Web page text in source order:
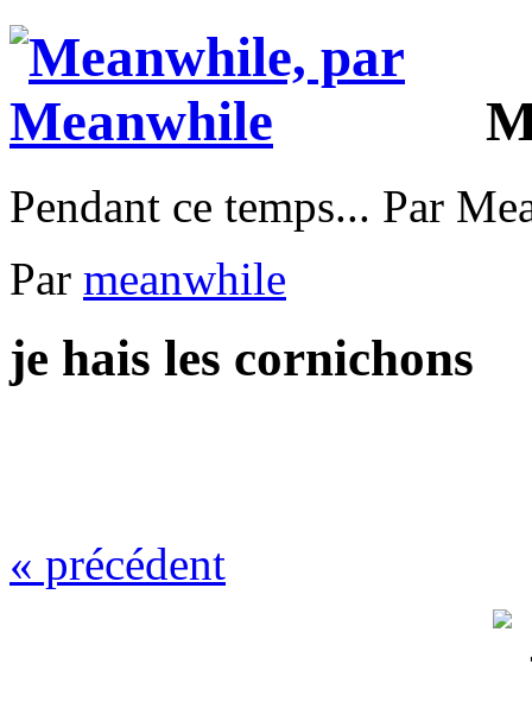
Pendant ce temps... Par
Par meanwhile
je hais les cornichons
« précédent